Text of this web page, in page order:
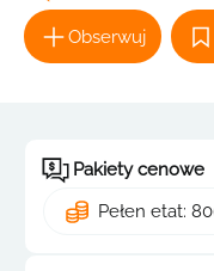
Obserwuj
Pakiety cenowe
Pełen etat: